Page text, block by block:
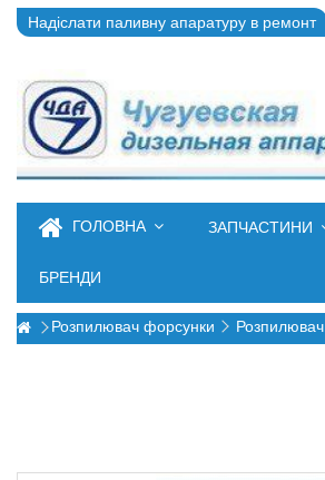
Надіслати паливну апаратуру в ремонт
ГОЛОВНА ЗАПЧАСТИНИ
БРЕНДИ
Розпилювач форсунки